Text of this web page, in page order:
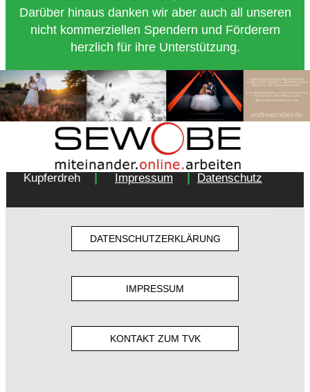
Darüber hinaus danken wir aber auch all unseren
nicht kommerziellen Spendern und Förderern
herzlich für ihre Unterstützung.
Copyright 2018 - Turnverein 1877 e.V. Essen-
Kupferdreh
Impressum Datenschutz
DATENSCHUTZERKLÄRUNG
IMPRESSUM
KONTAKT ZUM TVK